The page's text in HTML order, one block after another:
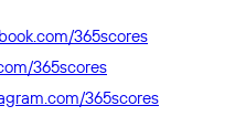
365scores
365scores
365scores